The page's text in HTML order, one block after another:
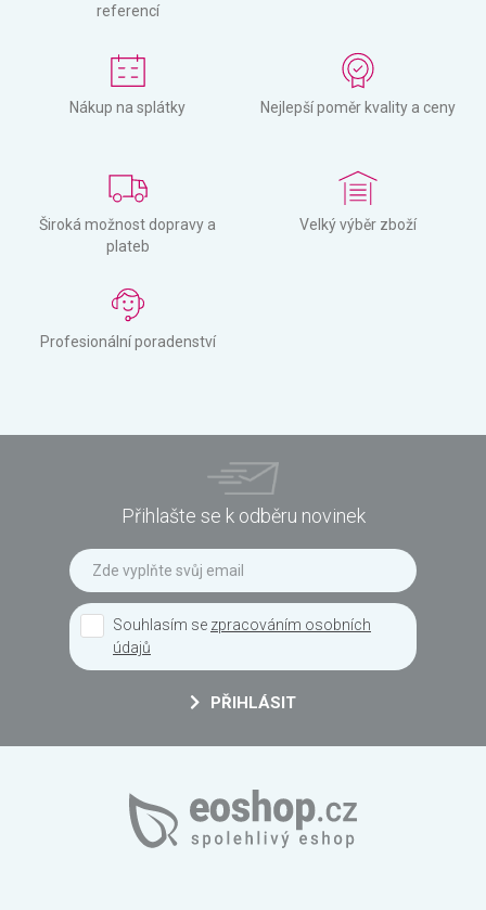
referencí
Nákup na splátky Nejlepší poměr kvality a ceny
Široká možnost dopravy a
plateb
Velký výběr zboží
Profesionální poradenství
Přihlašte se k odběru novinek
Souhlasím se zpracováním osobních
údajů
PŘIHLÁSIT